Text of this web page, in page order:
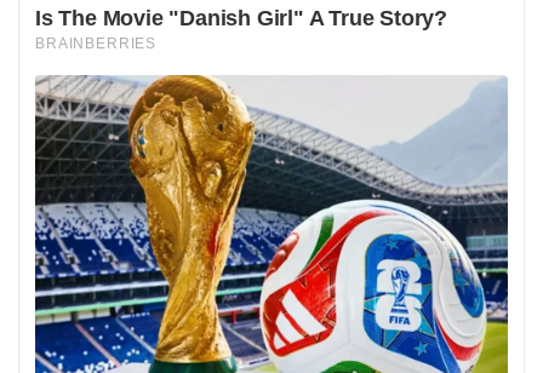
Jako członek Unii Europejskiej Polska nie może
samodzielnie odstąpić od obowiązujących przepisów
dyrektywy 2000/84/WE dotyczącej zmiany czasu.
Jednostronne decyzje groziłyby sankcjami finansowymi
oraz problemami z koordynacją transportu i komunikacji, na
przykład lotów czy infrastruktury informatycznej. Główną
przeszkodą w zniesienia zmiany czasu na szczeblu unijnym
pozostaje brak jednolitych ustaleń na poziomie Unii